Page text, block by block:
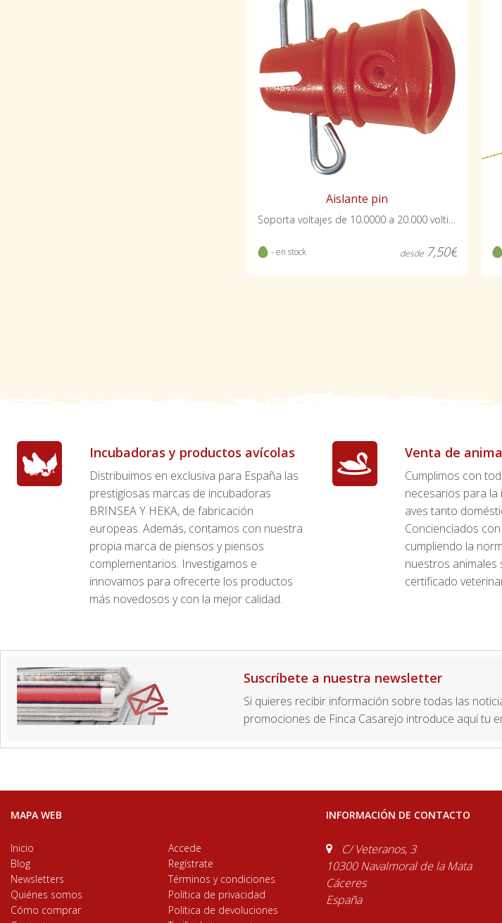
Aislante pin
Soporta voltajes de 10.0000 a 20.000 voltios.
- en stock desde 7,50€
Incubadoras y productos avícolas
Distribuimos en exclusiva para España las
prestigiosas marcas de incubadoras
BRINSEA Y HEKA, de fabricación
europeas. Además, contamos con nuestra
propia marca de piensos y piensos
complementarios. Investigamos e
innovamos para ofrecerte los productos
más novedosos y con la mejor calidad.
Venta de
Cumplimos con
necesarios para la
aves tanto
Concienciados
cumpliendo la
nuestros animales
certificado
Suscríbete a nuestra newsletter
Si quieres recibir información sobre todas las
promociones de Finca Casarejo introduce aquí tu
MAPA WEB
Inicio
Blog
Newsletters
Quiénes somos
Cómo comprar
Accede
Regístrate
Términos y condiciones
Política de privacidad
Política de devoluciones
INFORMACIÓN DE CONTACTO
C/ Veteranos, 3
10300 Navalmoral de la Mata
Cáceres
España